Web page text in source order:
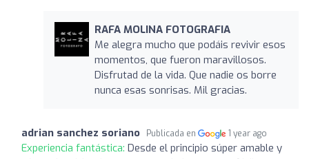
RAFA MOLINA FOTOGRAFIA
Me alegra mucho que podáis revivir esos
momentos, que fueron maravillosos.
Disfrutad de la vida. Que nadie os borre
nunca esas sonrisas. Mil gracias.
adrian sanchez soriano Publicada en 1 year ago
Experiencia fantástica: Desde el principio súper amable y